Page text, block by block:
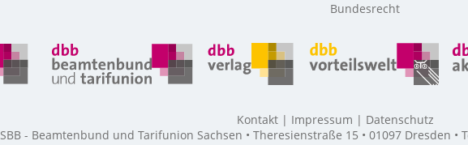
Bundesrecht
Kontakt Impressum
Datenschutz
SBB - Beamtenbund und Tarifunion Sachsen • Theresienstraße 15 • 01097 Dresden •